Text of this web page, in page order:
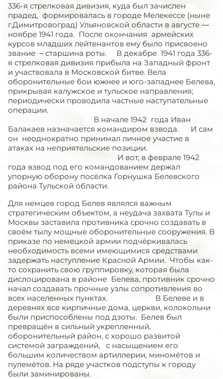
336-я стрелковая дивизия, куда был зачислен
прадед, формировалась в городе Мелекессе (ныне
г.Димитровоград) Ульяновской области в августе —
ноябре 1941 года. После окончания армейских
курсов младших лейтенантов ему было присвоено
звание – старшина роты. В декабре 1941 года 336-
я стрелковая дивизия прибыла на Западный фронт
и участвовала в Московской битве. Вела
оборонительные бои южнее и юго-западнее Белева,
прикрывая калужское и тульское направления;
периодически проводила частные наступательные
опе­рации.
В начале 1942 года Иван
Балакаев назначается командиром взвода. И сам
он неоднократно принимал личное участие в
атаках на неприятельские позиции.
И вот, в феврале 1942
года взвод под его командованием держал
упорную оборону посёлка Горнушка Белевского
района Тульской области.
Для немцев город Белев являлся важным
стратегическим объектом, а неудача захвата Тулы и
Москвы заставила противника срочно создавать в
своём тылу мощные оборонительные сооружения. В
приказе по немецкой армии подчёркивалась
необходимость всеми имеющимися средствами
задержать наступление Красной Армии. Чтобы как-
то сохранить свою группировку, которая была
дислоцирована в районе Белева, противник срочно
начал создавать прочные узлы сопротивления во
всех населенных пунктах. В Белеве и в
деревнях все кирпичные дома, церкви, колокольни
были приспособлены под дзоты. Белев был
превращён в сильный укрепленный,
оборонительный район, с хорошо развитой
системой заграждений, с насыщением его
большим количеством артиллерии, миномётов и
пулемётов. На ряде участков подступы к городу
были заминированы.